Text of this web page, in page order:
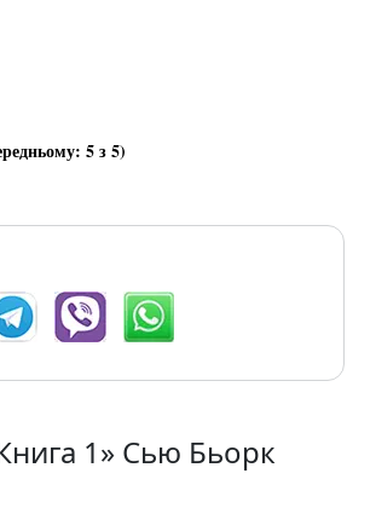
5з 5)
1» Сью Бьорк